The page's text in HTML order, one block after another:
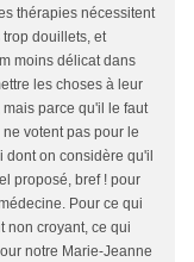
thérapies nécessitent
douillets, et
moins délicat dans
les choses à leur
parce qu'il le faut
votent pas pour le
on considère qu'il
proposé, bref ! pour
Pour ce qui
non croyant, ce qui
notre Marie-Jeanne